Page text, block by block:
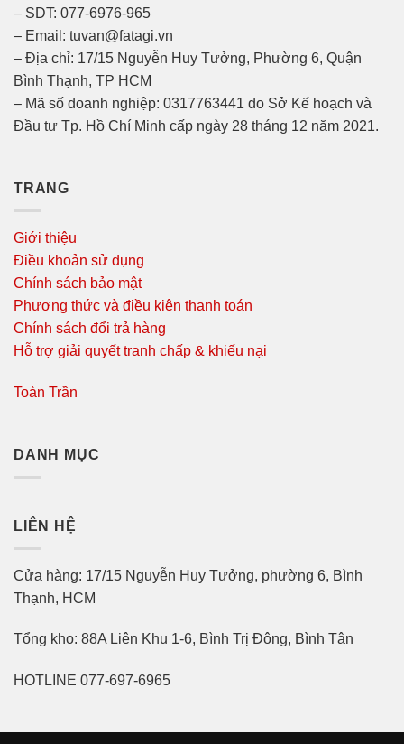
– SDT: 077-6976-965
– Email: tuvan@fatagi.vn
– Địa chỉ: 17/15 Nguyễn Huy Tưởng, Phường 6, Quận
Bình Thạnh, TP HCM
– Mã số doanh nghiệp: 0317763441 do Sở Kế hoạch và
Đầu tư Tp. Hồ Chí Minh cấp ngày 28 tháng 12 năm 2021.
TRANG
Giới thiệu
Điều khoản sử dụng
Chính sách bảo mật
Phương thức và điều kiện thanh toán
Chính sách đổi trả hàng
Hỗ trợ giải quyết tranh chấp & khiếu nại
Toàn Trần
DANH MỤC
LIÊN HỆ
Cửa hàng: 17/15 Nguyễn Huy Tưởng, phường 6, Bình
Thạnh, HCM
Tổng kho: 88A Liên Khu 1-6, Bình Trị Đông, Bình Tân
HOTLINE 077-697-6965